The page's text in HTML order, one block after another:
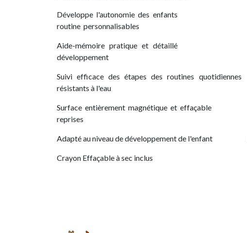
Développe l'autonomie des enfants
routine personnalisables
Aide-mémoire pratique et détaillé
développement
Suivi efficace des étapes des routines quotidiennes
résistants à l'eau
Surface entièrement magnétique et effaçable
reprises
Adapté au niveau de développement de l'enfant
Crayon Effaçable à sec inclus